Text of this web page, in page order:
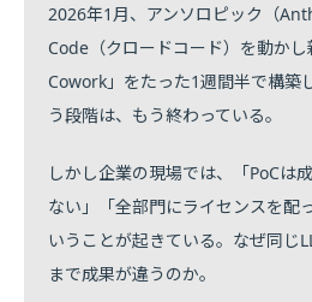
2026年1月、アンソロピック（
Code（クロードコード）を動か
Cowork」をたった1週間半で構築
う段階は、もう終わっている。
しかし企業の現場では、「PoCは
ない」「全部門にライセンスを配
いうことが起きている。なぜ同じ
まで成果が違うのか。